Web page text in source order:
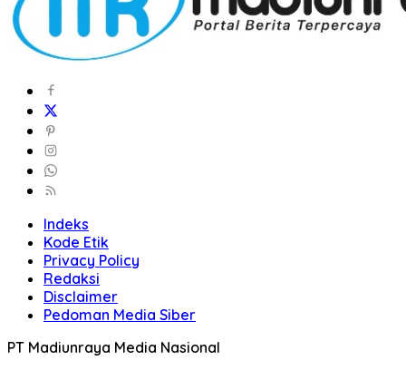
Indeks
Kode Etik
Privacy Policy
Redaksi
Disclaimer
Pedoman Media Siber
PT Madiunraya Media Nasional